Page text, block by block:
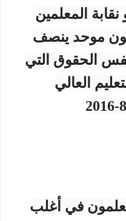
نقابة المعلمين
موحد ينصف
الحقوق التي
العالي
في أغلب